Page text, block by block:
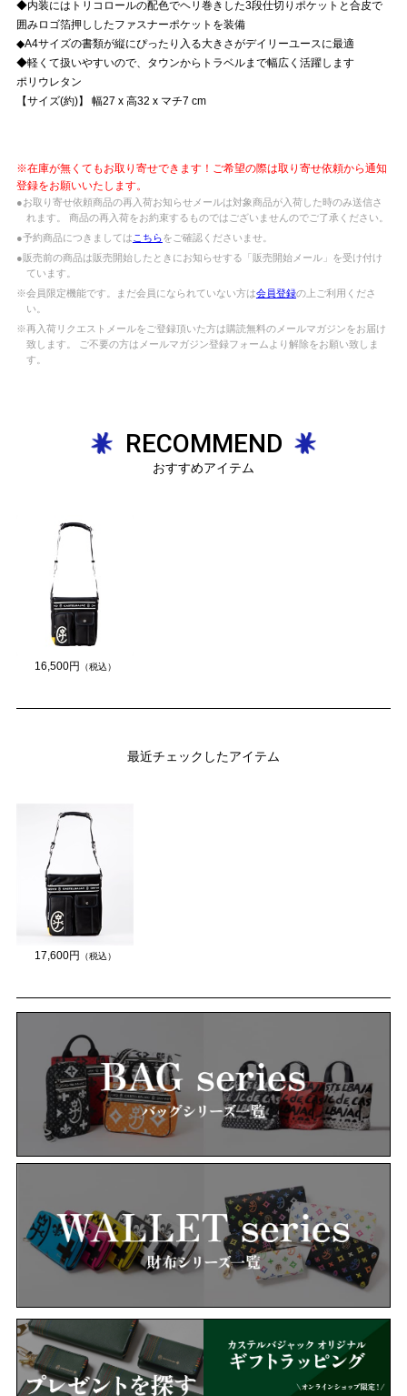
◆内装にはトリコロールの配色でヘリ巻きした3段仕切りポケットと合皮で
囲みロゴ箔押ししたファスナーポケットを装備
◆A4サイズの書類が縦にぴったり入る大きさがデイリーユースに最適
◆軽くて扱いやすいので、タウンからトラベルまで幅広く活躍します
ポリウレタン
【サイズ(約)】 幅27 x 高32 x マチ7 cm
※在庫が無くてもお取り寄せできます！ご希望の際は取り寄せ依頼から通知
登録をお願いいたします。
●お取り寄せ依頼商品の再入荷お知らせメールは対象商品が入荷した時のみ送信さ
れます。 商品の再入荷をお約束するものではございませんのでご了承ください。
●予約商品につきましては こちらをご確認くださいませ。
●販売前の商品は販売開始したときにお知らせする「販売開始メール」を受け付け
ています。
※会員限定機能です。まだ会員になられていない方は会員登録の上ご利用くださ
い。
※再入荷リクエストメールをご登録頂いた方は購読無料のメールマガジンをお届け
致します。 ご不要の方はメールマガジン登録フォームより解除をお願い致しま
す。
RECOMMEND
おすすめアイテム
16,500円 （税込）
最近チェックしたアイテム
17,600円 （税込）